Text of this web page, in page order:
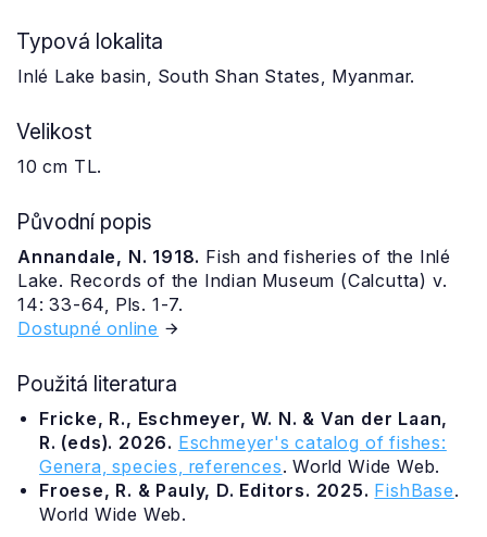
Typová lokalita
Inlé Lake basin, South Shan States, Myanmar.
Velikost
10 cm TL.
Původní popis
Annandale, N. 1918. Fish and fisheries of the Inlé
Lake. Records of the Indian Museum (Calcutta) v.
14: 33-64, Pls. 1-7.
Dostupné online
Použitá literatura
Fricke, R., Eschmeyer, W. N. & Van der Laan,
R. (eds). 2026. Eschmeyer's catalog of fishes:
Genera, species, references. World Wide Web.
Froese, R. & Pauly, D. Editors. 2025. FishBase.
World Wide Web.